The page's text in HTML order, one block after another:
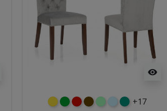
visibility
żółtyzielonyczerwony
czekoladowy
miętowybłękitny
turkusowy
+17